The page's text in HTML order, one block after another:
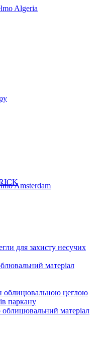
Algeria
Amsterdam
для захисту несучих
матеріал
облицювальною цеглою
паркану
матеріал